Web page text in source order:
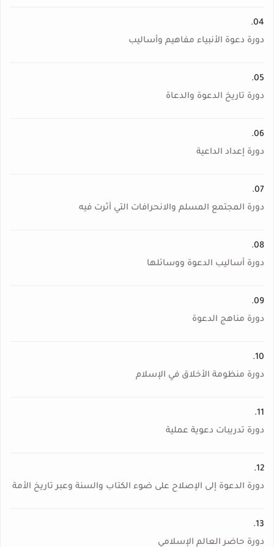
04.
دورة دعوة الأنبياء مفاهيم وأساليب
05.
دورة تاريخ الدعوة والدعاة
06.
دورة إعداد الداعية
07.
دورة المجتمع المسلم والانحرافات التي أثرت فيه
08.
دورة أساليب الدعوة ووسائلها
09.
دورة مناهج الدعوة
10.
دورة منظومة الأخلاق في الإسلام
11.
دورة تدريبات دعوية عملية
12.
دورة الدعوة إلى الإصلاح على ضوء الكتاب والسنة وعبر تاريخ الأمة
13.
دورة حاضر العالم الإسلامي